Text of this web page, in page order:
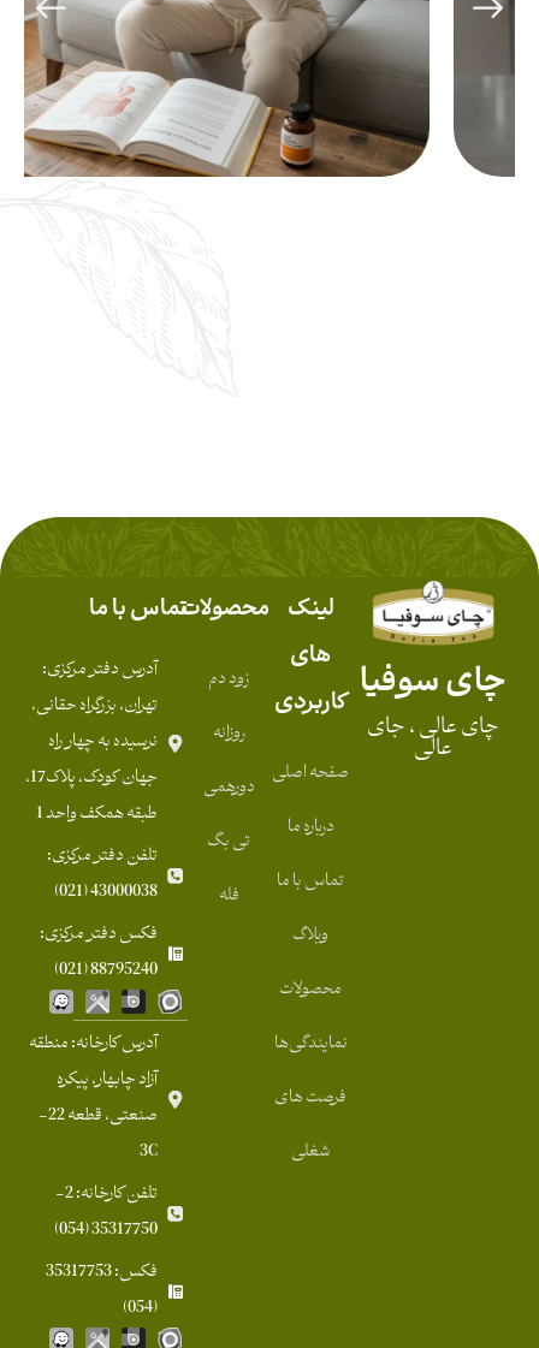
لینک
های
کاربردی
صفحه اصلی
درباره ما
تماس با ما
وبلاگ
محصولات
نمایندگی‌ها
فرصت های
شغلی
محصولات
زود دم
روزانه
دورهمی
تی بگ
فله
چای سوفیا
چای عالی ، جای
عالی
تماس با ما
آدرس دفتر مرکزی:
تهران، بزرگراه حقانی،
نرسیده به چهار راه
جهان کودک، پلاک17،
طبقه همکف واحد 1
تلفن دفتر مرکزی:
43000038 (021)
فکس دفتر مرکزی:
88795240 (021)
آدرس کارخانه: منطقه
آزاد چابهار، پیکره
صنعتی، قطعه 22-
3C
تلفن کارخانه: 2-
35317750 (054)
فکس: 35317753
(054)